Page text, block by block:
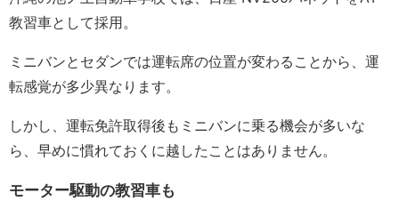
教習車として採用。
ミニバンとセダンでは運転席の位置が変わることから、運
転感覚が多少異なります。
しかし、運転免許取得後もミニバンに乗る機会が多いな
ら、早めに慣れておくに越したことはありません。
モーター駆動の教習車も